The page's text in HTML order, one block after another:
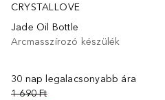
CRYSTALLOVE
Jade Oil Bottle
Arcmasszírozó készülék
30 nap legalacsonyabb ára
1 690 Ft